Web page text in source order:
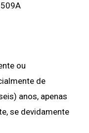
ou
de
anos, apenas
se devidamente